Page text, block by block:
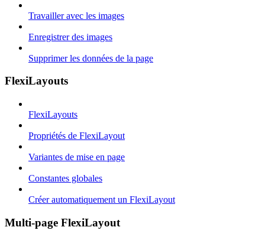
Travailler avec les images
Enregistrer des images
Supprimer les données de la page
FlexiLayouts
FlexiLayouts
Propriétés de FlexiLayout
Variantes de mise en page
Constantes globales
Créer automatiquement un FlexiLayout
Multi-page FlexiLayout